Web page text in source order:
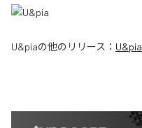
U&piaの他のリリース： U&pia